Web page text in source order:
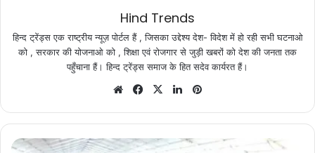
Hind Trends
हिन्द ट्रेंड्स एक राष्ट्रीय न्यूज़ पोर्टल हैं , जिसका उद्देश्य देश- विदेश में हो रही सभी घटनाओ
को , सरकार की योजनाओ को , शिक्षा एवं रोजगार से जुड़ी खबरों को देश की जनता तक
पहुँचाना हैं। हिन्द ट्रेंड्स समाज के हित सदेव कार्यरत हैं।
WebsiteFacebook
X LinkedIn
मुख्यमंत्री